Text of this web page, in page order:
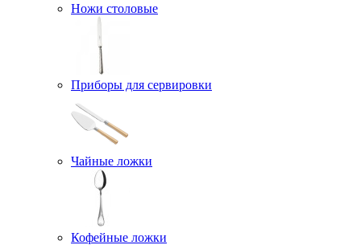
Ножи столовые
Приборы для сервировки
Чайные ложки
Кофейные ложки